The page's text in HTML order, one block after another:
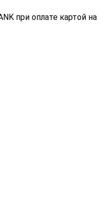
при оплате картой на